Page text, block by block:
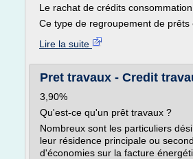
Le rachat de crédits consommation
Ce type de regroupement de prêts
Lire la suite
Pret travaux - Credit
3,90%
Qu'est-ce qu'un prêt travaux ?
Nombreux sont les particuliers
leur résidence principale ou
d'économies sur la facture